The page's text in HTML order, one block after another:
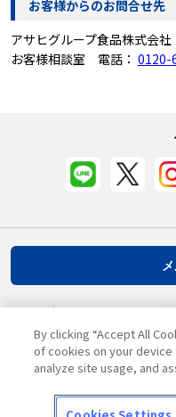
お客様からのお問合せ先
アサヒグループ食品株式会社
お客様相談室 電話： 0120-
By clicking “Accept All
of cookies on your
analyze site usage, and